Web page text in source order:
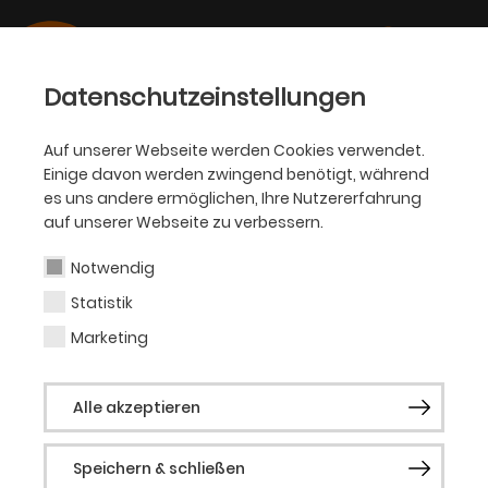
Datenschutzeinstellungen
Auf unserer Webseite werden Cookies verwendet.
Einige davon werden zwingend benötigt, während
es uns andere ermöglichen, Ihre Nutzererfahrung
auf unserer Webseite zu verbessern.
Notwendig
Statistik
Marketing
Alle akzeptieren
Speichern & schließen
01.06.2023 OPER
Ensemblemitglieder der Oper
Dortmund international
gefragt!
Engagements in Madrid, Athen, San
Francisco, London und Cardiff